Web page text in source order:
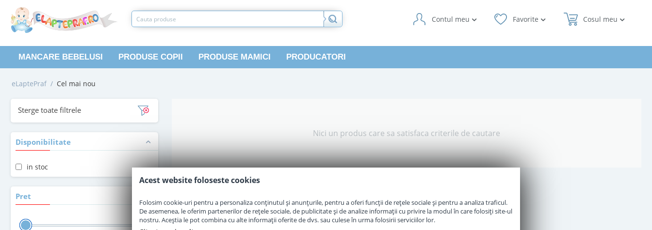
Cosul meu
Favorite
Contul meu
MANCARE BEBELUSI PRODUSE COPII PRODUSE MAMICI PRODUCATORI
eLaptePraf / Cel mai nou
Sterge toate filtrele
Disponibilitate
in stoc
Pret
Nici un produs care sa satisfaca criterile de cautare
Acest website foloseste cookies
Folosim cookie-uri pentru a personaliza conținutul și anunțurile, pentru a oferi funcții de rețele sociale și pentru a analiza traficul.
De asemenea, le oferim partenerilor de rețele sociale, de publicitate și de analize informații cu privire la modul în care folosiți site-ul
nostru. Aceștia le pot combina cu alte informații oferite de dvs. sau culese în urma folosirii serviciilor lor.